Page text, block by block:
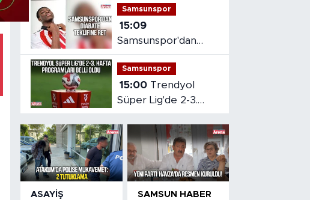
etti
Samsunspor
15:09
Samsunspor'dan
Diabate teklifine ret
Samsunspor
15:00
Süper Lig'de 2-3.
hafta programları
belli oldu
ASAYIŞ SAMSUN HABER